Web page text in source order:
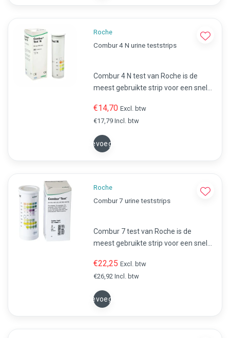
Roche
Combur 4 N urine teststrips
Combur 4 N test van Roche is de
meest gebruikte strip voor een snelle
de urine testen op eiwitten, Glucose,
Nitriet en PH.
€14,70 Excl. btw
€17,79 Incl. btw
Toevoegen
Roche
Combur 7 urine teststrips
Combur 7 test van Roche is de
meest gebruikte strip voor een snelle
de urine testen op Glucose, Ketonen,
Nitriet, Leukocyten, pH en Bloed.
€22,25 Excl. btw
€26,92 Incl. btw
Toevoegen